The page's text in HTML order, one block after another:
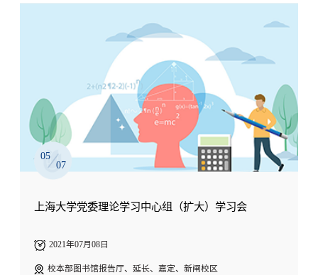
05
07
上海大学党委理论学习中心组（扩大）学习会
2021年07月08日
校本部图书馆报告厅、延长、嘉定、新闸校区